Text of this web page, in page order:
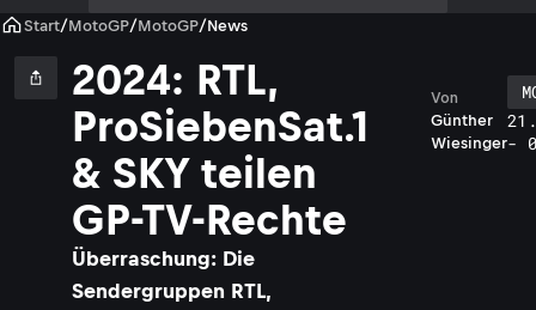
Start/MotoGP/MotoGP/News
2024: RTL,
ProSiebenSat.1
& SKY teilen
GP-TV-Rechte
Überraschung: Die
Sendergruppen RTL,
Günther
Wiesinger
Von
-